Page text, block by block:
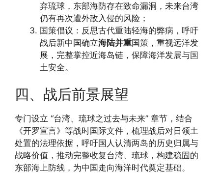
弃琉球，东部海防存在致命漏洞，未来台湾
仍有再次遭外敌入侵的风险；
国策倡议：反思古代重陆轻海的弊病，呼吁
战后新中国确立海陆并重国策，重视远洋发
展，完整掌控近海岛链，保障海洋发展与国
土安全。
四、战后前景展望
专门设立 “台湾、琉球之过去与未来” 章节，结合
《开罗宣言》等战时国际文件，梳理战后对日领土
处置的法理依据，呼吁国人认清两岛的历史归属与
战略价值，推动完整收复台湾、琉球，构建稳固的
东部海上防线，为中国走向海洋时代奠定基础。